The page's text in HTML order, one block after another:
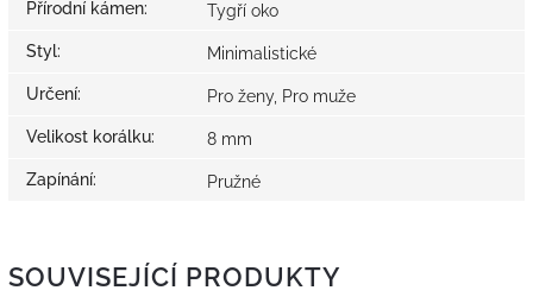
Přírodní kámen: Tygří oko
Styl: Minimalistické
Určení: Pro ženy, Pro muže
Velikost korálku: 8 mm
Zapínání: Pružné
SOUVISEJÍCÍ PRODUKTY